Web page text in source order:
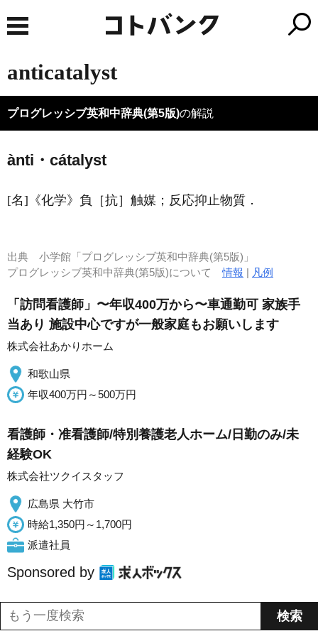
anticatalyst
プログレッシブ英和中辞典(第5版)の解説
ànti・cátalyst
[名] 《化学》 負［抗］触媒；反応抑止物質 ．
出典 小学館「プログレッシブ英和中辞典(第5版)」
プログレッシブ英和中辞典(第5版)について情報 | 凡例
「訪問看護師」〜年収400万から〜車通勤可 家族手
当あり 施設中心ですが一般家庭もお願いします
株式会社あかりホーム
和歌山県
年収400万円～500万円
看護師・准看護師/特別養護老人ホーム/日勤のみ/未
経験OK
株式会社ツクイスタッフ
広島県 大竹市
時給1,350円～1,700円
派遣社員
Sponsored by